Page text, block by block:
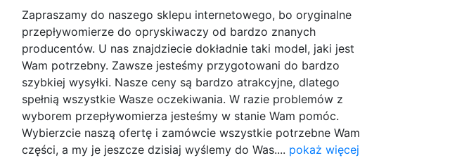
Zapraszamy do naszego sklepu internetowego, bo oryginalne
przepływomierze do opryskiwaczy od bardzo znanych
producentów. U nas znajdziecie dokładnie taki model, jaki jest
Wam potrzebny. Zawsze jesteśmy przygotowani do bardzo
szybkiej wysyłki. Nasze ceny są bardzo atrakcyjne, dlatego
spełnią wszystkie Wasze oczekiwania. W razie problemów z
wyborem przepływomierza jesteśmy w stanie Wam pomóc.
Wybierzcie naszą ofertę i zamówcie wszystkie potrzebne Wam
części, a my je jeszcze dzisiaj wyślemy do Was.... pokaż więcej